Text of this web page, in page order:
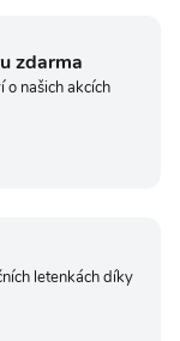
zdarma
našich akcích
letenkách díky